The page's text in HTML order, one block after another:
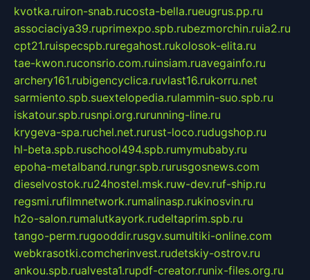
kvotka.ruiron-snab.rucosta-bella.rueugrus.pp.ru
associaciya39.ruprimexpo.spb.rubezmorchin.ruia2.ru
cpt21.ruispecspb.ruregahost.rukolosok-elita.ru
tae-kwon.ruconsrio.com.ruinsiam.ruavegainfo.ru
archery161.rubigencyclica.ruvlast16.rukorru.net
sarmiento.spb.suextelopedia.rulammin-suo.spb.ru
iskatour.spb.rusnpi.org.rurunning-line.ru
krygeva-spa.ruchel.net.rurust-loco.rudugshop.ru
hl-beta.spb.ruschool494.spb.rumymubaby.ru
epoha-metalband.rungr.spb.rurusgosnews.com
dieselvostok.ru24hostel.msk.ruw-dev.ruf-ship.ru
regsmi.rufilmnetwork.rumalinasp.rukinosvin.ru
h2o-salon.rumalutkayork.rudeltaprim.spb.ru
tango-perm.rugooddir.rusgv.sumultiki-online.com
webkrasotki.comcherinvest.rudetskiy-ostrov.ru
ankou.spb.rualvesta1.rupdf-creator.runix-files.org.ru